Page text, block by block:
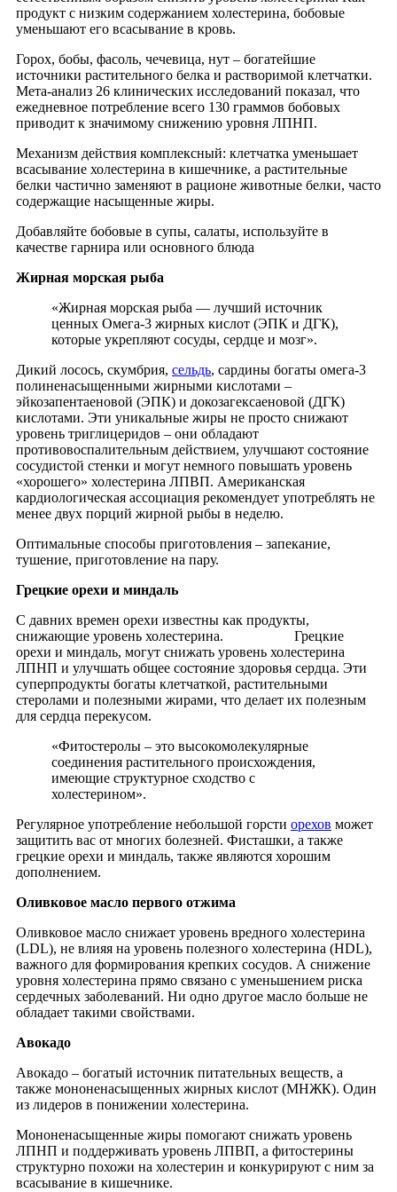
продукт с низким содержанием холестерина, бобовые
уменьшают его всасывание в кровь.
Горох, бобы, фасоль, чечевица, нут – богатейшие
источники растительного белка и растворимой клетчатки.
Мета-анализ 26 клинических исследований показал, что
ежедневное потребление всего 130 граммов бобовых
приводит к значимому снижению уровня ЛПНП.
Механизм действия комплексный: клетчатка уменьшает
всасывание холестерина в кишечнике, а растительные
белки частично заменяют в рационе животные белки, часто
содержащие насыщенные жиры.
Добавляйте бобовые в супы, салаты, используйте в
качестве гарнира или основного блюда
Жирная морская рыба
«Жирная морская рыба — лучший источник
ценных Омега-3 жирных кислот (ЭПК и ДГК),
которые укрепляют сосуды, сердце и мозг».
Дикий лосось, скумбрия, сельдь, сардины богаты омега-3
полиненасыщенными жирными кислотами –
эйкозапентаеновой (ЭПК) и докозагексаеновой (ДГК)
кислотами. Эти уникальные жиры не просто снижают
уровень триглицеридов – они обладают
противовоспалительным действием, улучшают состояние
сосудистой стенки и могут немного повышать уровень
«хорошего» холестерина ЛПВП. Американская
кардиологическая ассоциация рекомендует употреблять не
менее двух порций жирной рыбы в неделю.
Оптимальные способы приготовления – запекание,
тушение, приготовление на пару.
Грецкие орехи и миндаль
С давних времен орехи известны как продукты,
снижающие уровень холестерина. Грецкие
орехи и миндаль, могут снижать уровень холестерина
ЛПНП и улучшать общее состояние здоровья сердца. Эти
суперпродукты богаты клетчаткой, растительными
стеролами и полезными жирами, что делает их полезным
для сердца перекусом.
«Фитостеролы – это высокомолекулярные
соединения растительного происхождения,
имеющие структурное сходство с
холестерином».
Регулярное употребление небольшой горсти орехов может
защитить вас от многих болезней. Фисташки, а также
грецкие орехи и миндаль, также являются хорошим
дополнением.
Оливковое масло первого отжима
Оливковое масло снижает уровень вредного холестерина
(LDL), не влияя на уровень полезного холестерина (HDL),
важного для формирования крепких сосудов. А снижение
уровня холестерина прямо связано с уменьшением риска
сердечных заболеваний. Ни одно другое масло больше не
обладает такими свойствами.
Авокадо
Авокадо – богатый источник питательных веществ, а
также мононенасыщенных жирных кислот (МНЖК). Один
из лидеров в понижении холестерина.
Мононенасыщенные жиры помогают снижать уровень
ЛПНП и поддерживать уровень ЛПВП, а фитостерины
структурно похожи на холестерин и конкурируют с ним за
всасывание в кишечнике.